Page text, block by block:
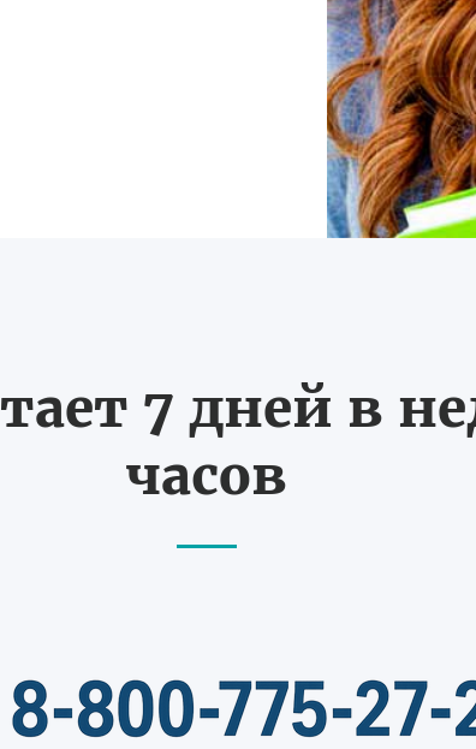
7 дней в
часов